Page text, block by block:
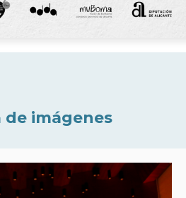
de imágenes